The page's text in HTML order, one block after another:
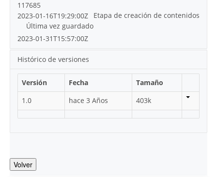
117685
Etapa de creación de contenidos
2023-01-16T19:29:00Z
Última vez guardado
2023-01-31T15:57:00Z
Histórico de versiones
Versión Fecha
Tamaño
1.0
hace 3 Años 403k
Volver